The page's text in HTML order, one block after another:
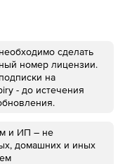
сделать
номер лицензии.
на
- до истечения
и ИП – не
домашних и иных